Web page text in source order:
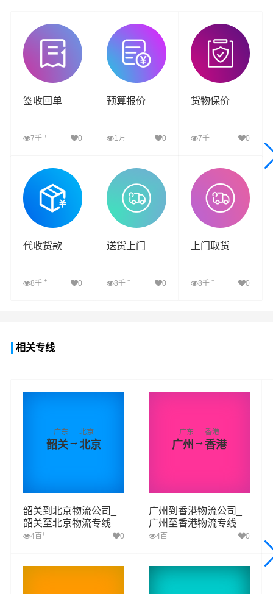
签收回单
7千 + 0
查看详细
预算报价
1万+ 0
查看详细
货物保价
7千 + 0
查看详细
代收货款
8千 + 0
送货上门
8千+ 0
上门取货
8千 + 0
相关专线
广东
韶关→
北京
北京
韶关到北京物流公司_
韶关至北京物流专线
4百 + 0
广东
广州 →
香港
香港
广州到香港物流公司_
广州至香港物流专线
4百 + 0